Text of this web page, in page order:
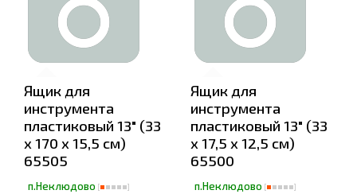
Ящик для
инструмента
пластиковый 13" (33
х 170 х 15,5 см)
65505
п.Неклюдово
Ящик для
инструмента
пластиковый 13" (33
х 17,5 х 12,5 см)
65500
п.Неклюдово